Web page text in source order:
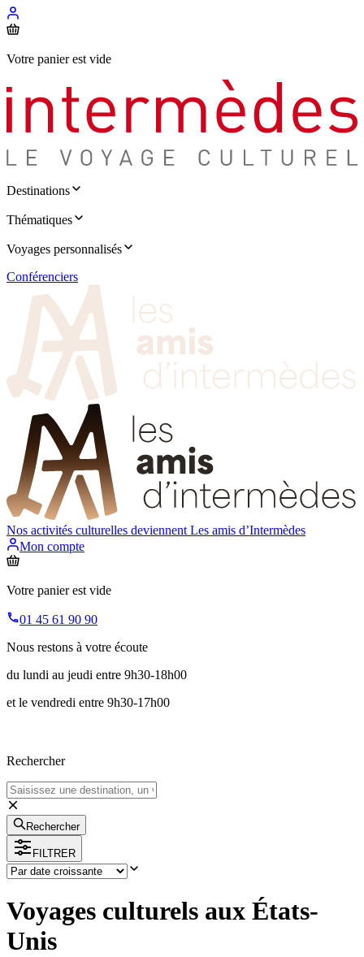
Votre panier est vide
Destinations
Thématiques
Voyages personnalisés
Conférenciers
Nos activités culturelles deviennent Les amis d’Intermèdes
Mon compte
Votre panier est vide
01 45 61 90 90
Nous restons à votre écoute
du lundi au jeudi entre 9h30-18h00
et le vendredi entre 9h30-17h00
Rechercher
Rechercher
FILTRER
Voyages culturels aux États-
Unis